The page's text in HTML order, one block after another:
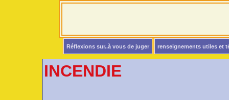
Réflexions sur..à vous de juger renseignements utiles et
INCENDIE